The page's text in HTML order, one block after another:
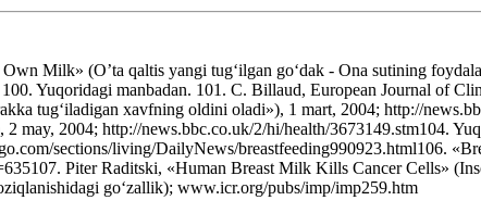
Milk» (O’ta qaltis yangi tug‘ilgan go‘dak - Ona sutining
Yuqoridagi manbadan. 101. C. Billaud, European Journal of
tug‘iladigan xavfning oldini oladi»), 1 mart, 2004; http://
may, 2004; http://news.bbc.co.uk/2/hi/health/3673149.stm104.
sections/living/DailyNews/breastfeeding990923.html106.
Piter Raditski, «Human Breast Milk Kills Cancer Cells»
go‘zallik); www.icr.org/pubs/imp/imp259.htm